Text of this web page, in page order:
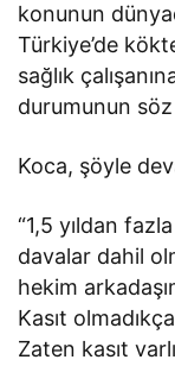
konunun
Türkiye’de
sağlık
durumunun söz
Koca, şöyle
“1,5 yıldan
davalar dahil
hekim
Kasıt
Zaten kasıt